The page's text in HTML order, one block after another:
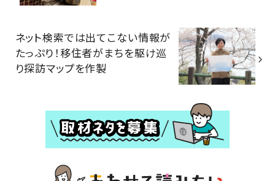
ネット検索では出てこない情報が
たっぷり！移住者がまちを駆け巡
り探訪マップを作製